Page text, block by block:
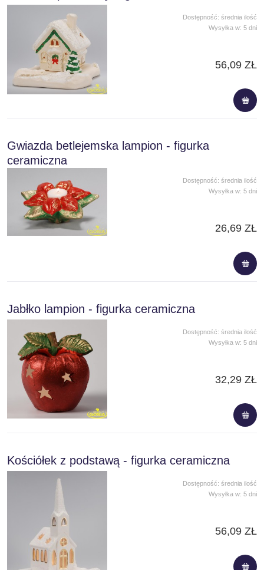
Dostępność: średnia ilość
Wysyłka w: 5 dni
56,09 ZŁ
Gwiazda betlejemska lampion - figurka
ceramiczna
Dostępność: średnia ilość
Wysyłka w: 5 dni
26,69 ZŁ
Jabłko lampion - figurka ceramiczna
Dostępność: średnia ilość
Wysyłka w: 5 dni
32,29 ZŁ
Kościółek z podstawą - figurka ceramiczna
Dostępność: średnia ilość
Wysyłka w: 5 dni
56,09 ZŁ